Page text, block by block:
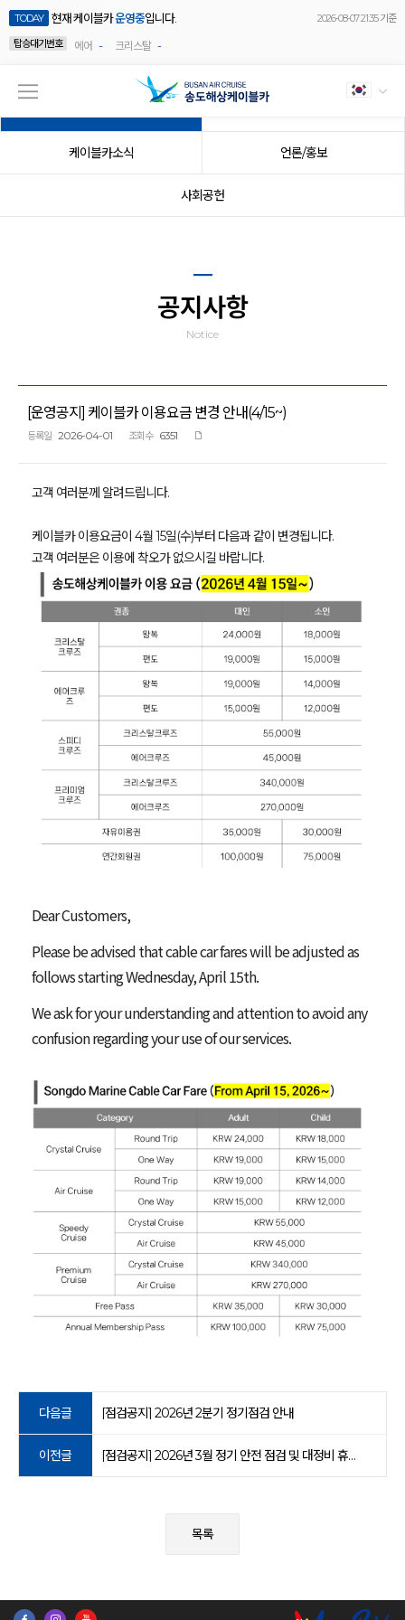
TODAY 현재 케이블카운영중입니다.
2026-08-07 21:35 기준
탑승대기번호
에어 - 크리스탈 -
케이블카소식 언론/홍보
사회공헌
공지사항
Notice
[운영공지] 케이블카 이용요금 변경 안내(4/15~)
등록일 2026-04-01 조회수 6351
고객 여러분께 알려드립니다.
케이블카 이용요금이 4월 15일(수)부터 다음과 같이 변경됩니다.
고객 여러분은 이용에 착오가 없으시길 바랍니다.
Dear Customers,
Please be advised that cable car fares will be adjusted as
follows starting Wednesday, April 15th.
We ask for your understanding and attention to avoid any
confusion regarding your use of our services.
다음글 [점검공지] 2026년 2분기 정기점검 안내
이전글 [점검공지] 2026년 3월 정기 안전 점검 및 대정비 휴장 안내
목록